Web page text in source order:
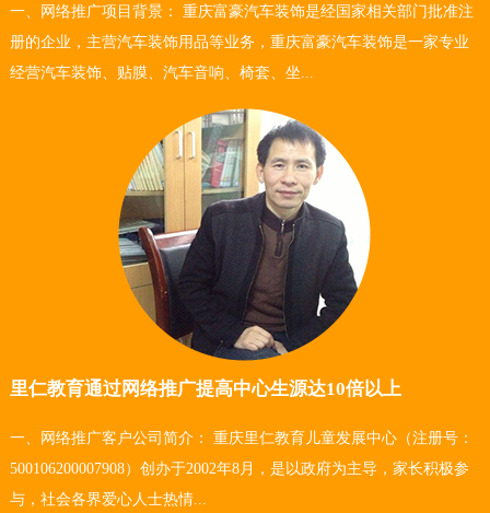
一、网络推广项目背景： 重庆富豪汽车装饰是经国家相关部门批准注
册的企业，主营汽车装饰用品等业务，重庆富豪汽车装饰是一家专业
经营汽车装饰、贴膜、汽车音响、椅套、坐...
里仁教育通过网络推广提高中心生源达10倍以上
一、网络推广客户公司简介： 重庆里仁教育儿童发展中心（注册号：
500106200007908）创办于2002年8月，是以政府为主导，家长积极参
与，社会各界爱心人士热情...